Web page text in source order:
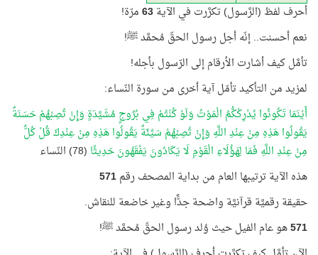
أحرف لفظ (الرَّسول) تكرَّرت في الآية63مرّة!
نعم أحسنت.. إنّه أجلرسول الحقّ مُحمَّد ﷺ!
تأمَّل كيف أشارت الأرقام إلى الرّسول بأجله!
لمزيد من التأكيد تأمّل آية أخرى من سورة النّساء:
أَيْنَمَا تَكُونُوا يُدْرِكْكُّمُ الْمَوْتُ وَلَوْ كُنْتُمْ فِي بُرُوجٍ مُشَيَّدَةٍ وَإِنْ تُصِبْهُمْ حَسَنَةٌ
يَقُولُوا هَذِهِ مِنْ عِنْدِ اللَّهِ وَإِنْ تُصِبْهُمْ سَيِّئَةٌ يَقُولُوا هَذِهِ مِنْ عِنْدِكَ قُلْ كُلٌّ
مِنْ عِنْدِ اللَّهِ فَمَا لِهَؤُلَاءِ الْقَوْمِ لَا يَكَادُونَ يَفْقَهُونَ حَدِيثًا (78) النّساء
هذه الآية ترتيبها العام من بداية المصحف رقم571
حقيقة رقميَّة قرآنيَّة واضحة جدًَّا وغير خاضعة للنقاش.
571هو عام الفيل حيث وُلد رسول الحقّ مُحمَّد ﷺ!